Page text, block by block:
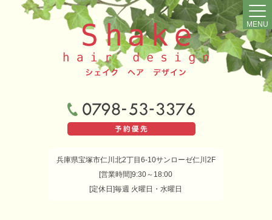
兵庫県宝塚市仁川北2丁目6-10サンローゼ仁川2F
[営業時間]9:30～18:00
[定休日]毎週 火曜日・水曜日
MENU